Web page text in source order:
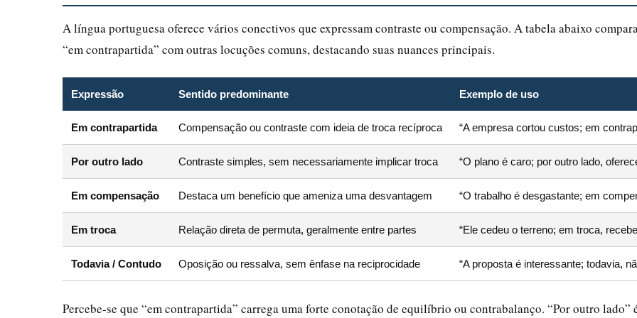
A língua portuguesa oferece vários conectivos que expressam contraste ou compensação. A tabela abaixo compara
“em contrapartida” com outras locuções comuns, destacando suas nuances principais.
Expressão Sentido predominante Exemplo de uso
Em contrapartida Compensação ou contraste com ideia de troca recíproca “A empresa cortou custos; em
Por outro lado Contraste simples, sem necessariamente implicar troca “O plano é caro; por outro lado,
Em compensação Destaca um benefício que ameniza uma desvantagem “O trabalho é desgastante; em
Em troca Relação direta de permuta, geralmente entre partes “Ele cedeu o terreno; em troca,
Todavia / Contudo Oposição ou ressalva, sem ênfase na reciprocidade “A proposta é interessante; todavia,
Percebe-se que “em contrapartida” carrega uma forte conotação de equilíbrio ou contrabalanço. “Por outro lado”